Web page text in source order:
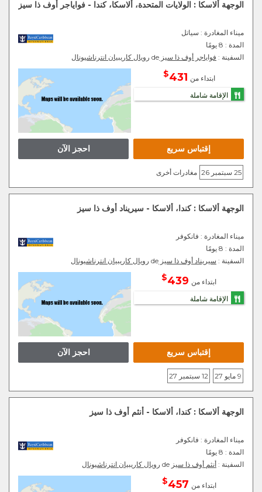
الوجهة ألاسكا : الولايات المتحدة، ألاسكا، كندا - فواياجر أوف ذا سيز
ميناء المغادرة : سياتل
المدة : 8 يومًا
السفينة : فواياجر أوف ذا سيز de رويال كاريبيان انترناشيونال
ابتداء من 431
$
الإقامة شاملة
احجز الآن إقتباس سريع
25 سبتمبر 26 مغادرات أخرى
الوجهة ألاسكا : كندا، ألاسكا - سيريناد أوف ذا سيز
ميناء المغادرة : فانكوفر
المدة : 8 يومًا
السفينة : سيريناد أوف ذا سيز de رويال كاريبيان انترناشيونال
ابتداء من 439
$
الإقامة شاملة
احجز الآن إقتباس سريع
9 مايو 27 12 سبتمبر 27
الوجهة ألاسكا : كندا، ألاسكا - أنثم أوف ذا سيز
ميناء المغادرة : فانكوفر
المدة : 8 يومًا
السفينة : أنثم أوف ذا سيز رويال كاريبيان انترناشيونال
ابتداء من 457
$